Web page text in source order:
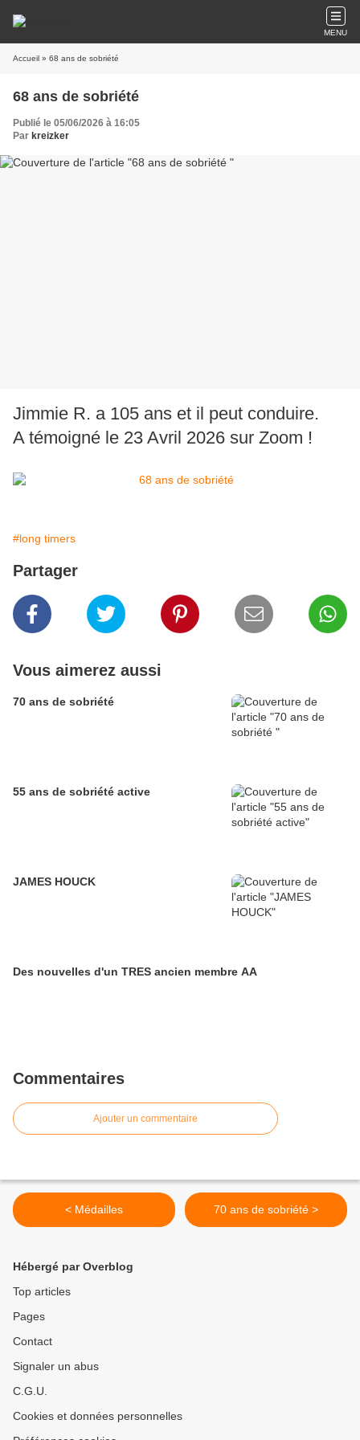
MENU
Accueil » 68 ans de sobriété
68 ans de sobriété
Publié le 05/06/2026 à 16:05
Par kreizker
Jimmie R. a 105 ans et il peut conduire.
A témoigné le 23 Avril 2026 sur Zoom !
#long timers
Partager
Vous aimerez aussi
70 ans de sobriété
55 ans de sobriété active
JAMES HOUCK
Des nouvelles d'un TRES ancien membre AA
Commentaires
Ajouter un commentaire
< Médailles 70 ans de sobriété >
Hébergé par Overblog
Top articles
Pages
Contact
Signaler un abus
C.G.U.
Cookies et données personnelles